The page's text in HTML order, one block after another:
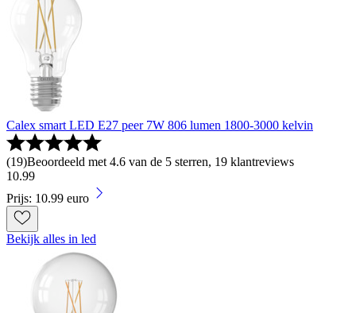
Calex smart LED E27 peer 7W 806 lumen 1800-3000 kelvin
(19)Beoordeeld met 4.6 van de 5 sterren, 19 klantreviews
10.99
Prijs: 10.99 euro
Bekijk alles in led